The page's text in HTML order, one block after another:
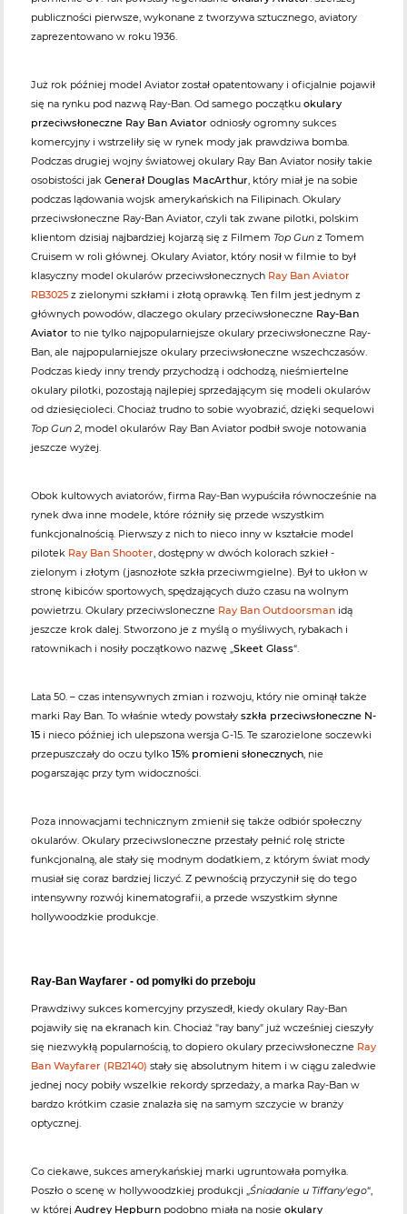
publiczności pierwsze, wykonane z tworzywa sztucznego, aviatory
zaprezentowano w roku 1936.
Już rok później model Aviator został opatentowany i oficjalnie pojawił
się na rynku pod nazwą Ray-Ban. Od samego początku okulary
przeciwsłoneczne Ray Ban Aviator odniosły ogromny sukces
komercyjny i wstrzeliły się w rynek mody jak prawdziwa bomba.
Podczas drugiej wojny światowej okulary Ray Ban Aviator nosiły takie
osobistości jak Generał Douglas MacArthur, który miał je na sobie
podczas lądowania wojsk amerykańskich na Filipinach. Okulary
przeciwsłoneczne Ray-Ban Aviator, czyli tak zwane pilotki, polskim
klientom dzisiaj najbardziej kojarzą się z Filmem Top Gun z Tomem
Cruisem w roli głównej. Okulary Aviator, który nosił w filmie to był
klasyczny model okularów przeciwsłonecznych Ray Ban Aviator
RB3025 z zielonymi szkłami i złotą oprawką. Ten film jest jednym z
głównych powodów, dlaczego okulary przeciwsłoneczne Ray-Ban
Aviator to nie tylko najpopularniejsze okulary przeciwsłoneczne Ray-
Ban, ale najpopularniejsze okulary przeciwsłoneczne wszechczasów.
Podczas kiedy inny trendy przychodzą i odchodzą, nieśmiertelne
okulary pilotki, pozostają najlepiej sprzedającym się modeli okularów
od dziesięcioleci. Chociaż trudno to sobie wyobrazić, dzięki sequelowi
Top Gun 2, model okularów Ray Ban Aviator podbił swoje notowania
jeszcze wyżej.
Obok kultowych aviatorów, firma Ray-Ban wypuściła równocześnie na
rynek dwa inne modele, które różniły się przede wszystkim
funkcjonalnością. Pierwszy z nich to nieco inny w kształcie model
pilotek Ray Ban Shooter, dostępny w dwóch kolorach szkieł -
zielonym i złotym (jasnozłote szkła przeciwmgielne). Był to ukłon w
stronę kibiców sportowych, spędzających dużo czasu na wolnym
powietrzu. Okulary przeciwsloneczne Ray Ban Outdoorsman idą
jeszcze krok dalej. Stworzono je z myślą o myśliwych, rybakach i
ratownikach i nosiły początkowo nazwę „Skeet Glass“.
Lata 50. – czas intensywnych zmian i rozwoju, który nie ominął także
marki Ray Ban. To właśnie wtedy powstały szkła przeciwsłoneczne N-
15 i nieco później ich ulepszona wersja G-15. Te szarozielone soczewki
przepuszczały do oczu tylko 15% promieni słonecznych, nie
pogarszając przy tym widoczności.
Poza innowacjami technicznym zmienił się także odbiór społeczny
okularów. Okulary przeciwsloneczne przestały pełnić rolę stricte
funkcjonalną, ale stały się modnym dodatkiem, z którym świat mody
musiał się coraz bardziej liczyć. Z pewnością przyczynił się do tego
intensywny rozwój kinematografii, a przede wszystkim słynne
hollywoodzkie produkcje.
Ray-Ban Wayfarer - od pomyłki do przeboju
Prawdziwy sukces komercyjny przyszedł, kiedy okulary Ray-Ban
pojawiły się na ekranach kin. Chociaż "ray bany" już wcześniej cieszyły
się niezwykłą popularnością, to dopiero okulary przeciwsłoneczne Ray
Ban Wayfarer (RB2140) stały się absolutnym hitem i w ciągu zaledwie
jednej nocy pobiły wszelkie rekordy sprzedaży, a marka Ray-Ban w
bardzo krótkim czasie znalazła się na samym szczycie w branży
optycznej.
Co ciekawe, sukces amerykańskiej marki ugruntowała pomyłka.
Poszło o scenę w hollywoodzkiej produkcji „Śniadanie u Tiffany'ego“,
w której Audrey Hepburn podobno miała na nosie okulary